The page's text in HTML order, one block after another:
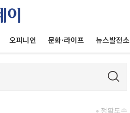
오피니언 문화·라이프 뉴스발전소
정확도순